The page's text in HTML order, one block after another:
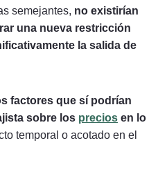
semejantes, no existirían
una nueva restricción
la salida de
factores que sí podrían
sobre los precios en lo
temporal o acotado en el